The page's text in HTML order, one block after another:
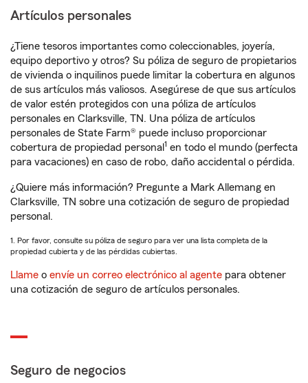
Artículos personales
¿Tiene tesoros importantes como coleccionables, joyería,
equipo deportivo y otros? Su póliza de seguro de propietarios
de vivienda o inquilinos puede limitar la cobertura en algunos
de sus artículos más valiosos. Asegúrese de que sus artículos
de valor estén protegidos con una póliza de artículos
personales en Clarksville, TN. Una póliza de artículos
personales de State Farm® puede incluso proporcionar
cobertura de propiedad personal 1 en todo el mundo (perfecta
para vacaciones) en caso de robo, daño accidental o pérdida.
¿Quiere más información? Pregunte a Mark Allemang en
Clarksville, TN sobre una cotización de seguro de propiedad
personal.
1. Por favor, consulte su póliza de seguro para ver una lista completa de la
propiedad cubierta y de las pérdidas cubiertas.
Llame o envíe un correo electrónico al agente para obtener
una cotización de seguro de artículos personales.
Seguro de negocios